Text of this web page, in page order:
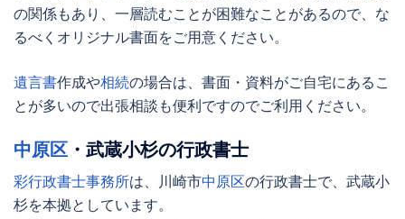
の関係もあり、一層読むことが困難なことがあるので、な
るべくオリジナル書面をご用意ください。
遺言書作成や相続の場合は、書面・資料がご自宅にあるこ
とが多いので出張相談も便利ですのでご利用ください。
中原区 ・武蔵小杉の行政書士
彩行政書士事務所は、川崎市中原区の行政書士で、武蔵小
杉を本拠としています。